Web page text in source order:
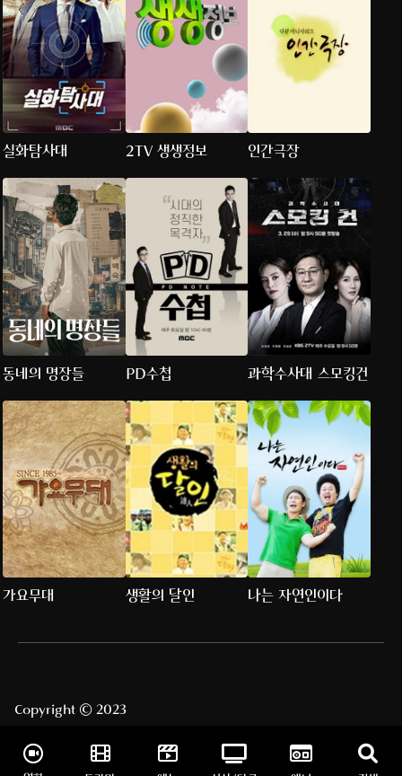
실화탐사대 2TV 생생정보 인간극장
동네의 명장들 PD수첩 과학수사대 스모킹건
가요무대 생활의 달인 나는 자연인이다
Copyright © 2023